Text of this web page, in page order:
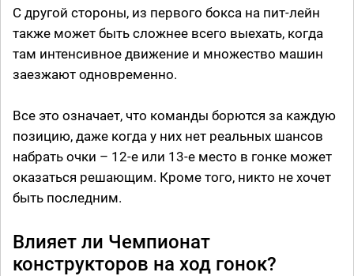
С другой стороны, из первого бокса на пит-лейн
также может быть сложнее всего выехать, когда
там интенсивное движение и множество машин
заезжают одновременно.
Все это означает, что команды борются за каждую
позицию, даже когда у них нет реальных шансов
набрать очки – 12-е или 13-е место в гонке может
оказаться решающим. Кроме того, никто не хочет
быть последним.
Влияет ли Чемпионат
конструкторов на ход гонок?